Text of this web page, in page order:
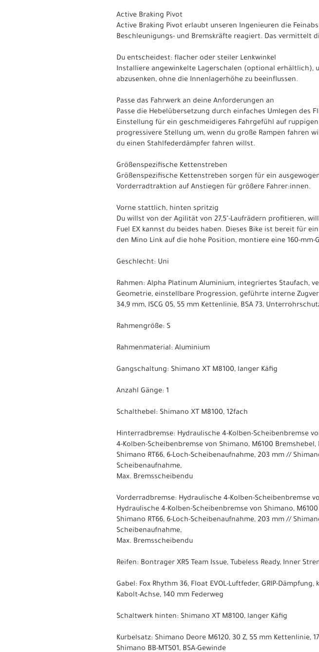
Active Braking Pivot
Active Braking Pivot erlaubt unseren Ingenieuren die
Beschleunigungs- und Bremskräfte reagiert. Das vermittelt
Du entscheidest: flacher oder steiler Lenkwinkel
Installiere angewinkelte Lagerschalen (optional erhältlich),
abzusenken, ohne die Innenlagerhöhe zu beeinflussen.
Passe das Fahrwerk an deine Anforderungen an
Passe die Hebelübersetzung durch einfaches Umlegen des
Einstellung für ein geschmeidigeres Fahrgefühl auf
progressivere Stellung um, wenn du große Rampen fahren
du einen Stahlfederdämpfer fahren willst.
Größenspezifische Kettenstreben
Größenspezifische Kettenstreben sorgen für ein
Vorderradtraktion auf Anstiegen für größere Fahrer:innen.
Vorne stattlich, hinten spritzig
Du willst von der Agilität von 27,5"-Laufrädern profitieren,
Fuel EX kannst du beides haben. Dieses Bike ist bereit für
den Mino Link auf die hohe Position, montiere eine 160-mm-
Geschlecht: Uni
Rahmen: Alpha Platinum Aluminium, integriertes Staufach,
Geometrie, einstellbare Progression, geführte interne
34,9 mm, ISCG 05, 55 mm Kettenlinie, BSA 73,
Rahmengröße: S
Rahmenmaterial: Aluminium
Gangschaltung: Shimano XT M8100, langer Käfig
Anzahl Gänge: 1
Schalthebel: Shimano XT M8100, 12fach
Hinterradbremse: Hydraulische 4-Kolben-Scheibenbremse
4-Kolben-Scheibenbremse von Shimano, M6100 Bremshebel,
Shimano RT66, 6-Loch-Scheibenaufnahme, 203 mm //
Scheibenaufnahme,
Max. Bremsscheibendu
Vorderradbremse: Hydraulische 4-Kolben-Scheibenbremse
Hydraulische 4-Kolben-Scheibenbremse von Shimano,
Shimano RT66, 6-Loch-Scheibenaufnahme, 203 mm //
Scheibenaufnahme,
Max. Bremsscheibendu
Reifen: Bontrager XR5 Team Issue, Tubeless Ready, Inner
Gabel: Fox Rhythm 36, Float EVOL-Luftfeder, GRIP-
Kabolt-Achse, 140 mm Federweg
Schaltwerk hinten: Shimano XT M8100, langer Käfig
Kurbelsatz: Shimano Deore M6120, 30 Z, 55 mm Kettenlinie,
Shimano BB-MT501, BSA-Gewinde